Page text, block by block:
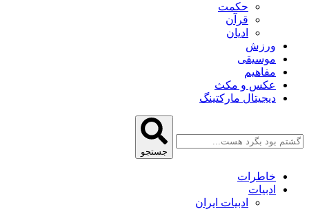
حکمت
قرآن
ادیان
ورزش
موسیقی
مفاهیم
عکس و مکث
دیجیتال مارکتینگ
جستجو
خاطرات
ادبیات
ادبیات ایران